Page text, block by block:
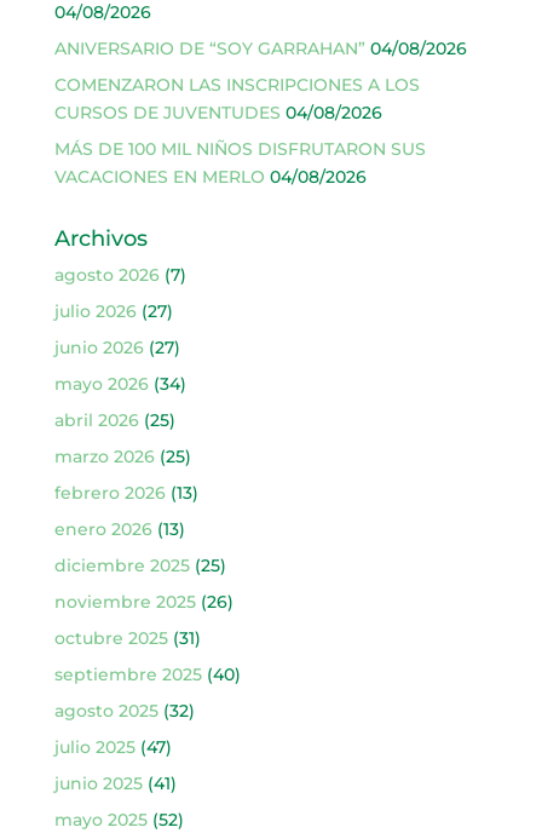
04/08/2026
ANIVERSARIO DE “SOY GARRAHAN” 04/08/2026
COMENZARON LAS INSCRIPCIONES A LOS
CURSOS DE JUVENTUDES 04/08/2026
MÁS DE 100 MIL NIÑOS DISFRUTARON SUS
VACACIONES EN MERLO 04/08/2026
Archivos
agosto 2026(7)
julio 2026(27)
junio 2026(27)
mayo 2026(34)
abril 2026(25)
marzo 2026(25)
febrero 2026(13)
enero 2026(13)
diciembre 2025(25)
noviembre 2025(26)
octubre 2025(31)
septiembre 2025(40)
agosto 2025(32)
julio 2025(47)
junio 2025(41)
mayo 2025(52)